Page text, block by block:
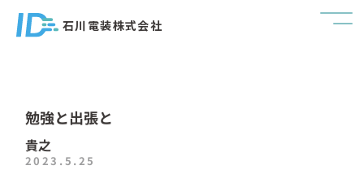
石川電装株式会社
勉強と出張と
貴之
2023.5.25